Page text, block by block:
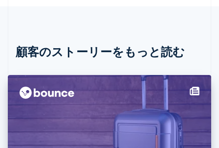
顧客のストーリーをもっと読む
English
エストニア
オーストラリア
オーストリア
カナダ
EnglishFrançais